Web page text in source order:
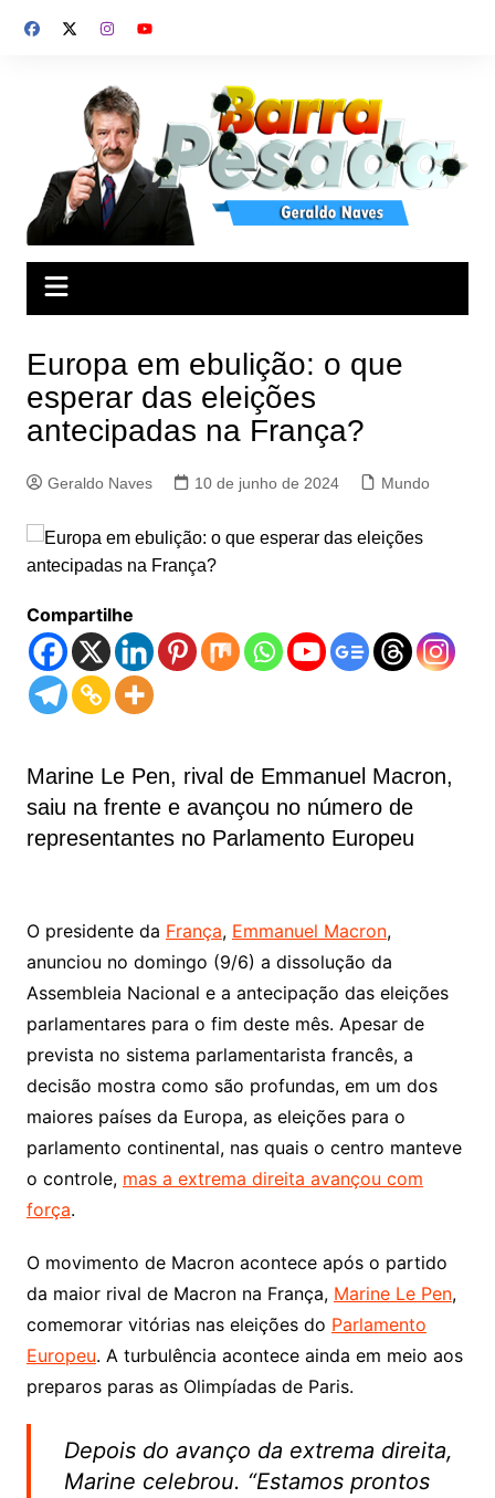
para
Europa em ebulição: o que
esperar das eleições
antecipadas na França?
Geraldo Naves 10 de junho de 2024 Mundo
Compartilhe
Marine Le Pen, rival de Emmanuel Macron,
saiu na frente e avançou no número de
representantes no Parlamento Europeu
O presidente da França, Emmanuel Macron,
anunciou no domingo (9/6) a dissolução da
Assembleia Nacional e a antecipação das eleições
parlamentares para o fim deste mês. Apesar de
prevista no sistema parlamentarista francês, a
decisão mostra como são profundas, em um dos
maiores países da Europa, as eleições para o
parlamento continental, nas quais o centro manteve
o controle, mas a extrema direita avançou com
força.
O movimento de Macron acontece após o partido
da maior rival de Macron na França, Marine Le Pen,
comemorar vitórias nas eleições do Parlamento
Europeu. A turbulência acontece ainda em meio aos
preparos paras as Olimpíadas de Paris.
Depois do avanço da extrema direita,
Marine celebrou. “Estamos prontos